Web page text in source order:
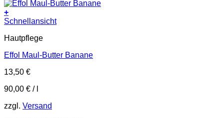
+
Schnellansicht
Hautpflege
Effol Maul-Butter Banane
13,50 €
90,00 € /
zzgl. Versand